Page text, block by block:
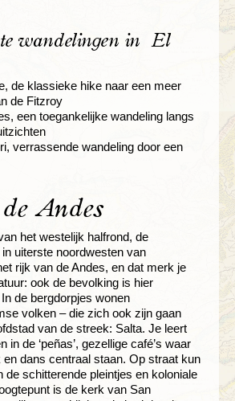
wandelingen in El
de klassieke hike naar een meer
de Fitzroy
een toegankelijke wandeling langs
verrassende wandeling door een
Andes
het westelijk halfrond, de
uiterste noordwesten van
rijk van de Andes, en dat merk je
ook de bevolking is hier
de bergdorpjes wonen
volken – die zich ook zijn gaan
van de streek: Salta. Je leert
in de ‘peñas’, gezellige café’s waar
dans centraal staan. Op straat kun
de schitterende pleintjes en koloniale
is de kerk van San